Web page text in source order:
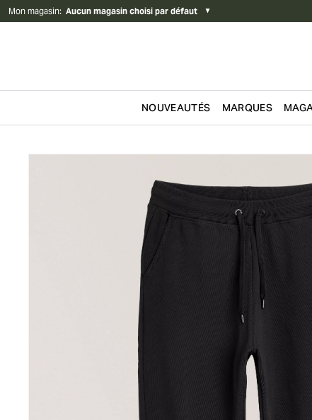
Mon magasin: Aucun magasin choisi par défaut ▼
NOUVEAUTÉS MARQUES